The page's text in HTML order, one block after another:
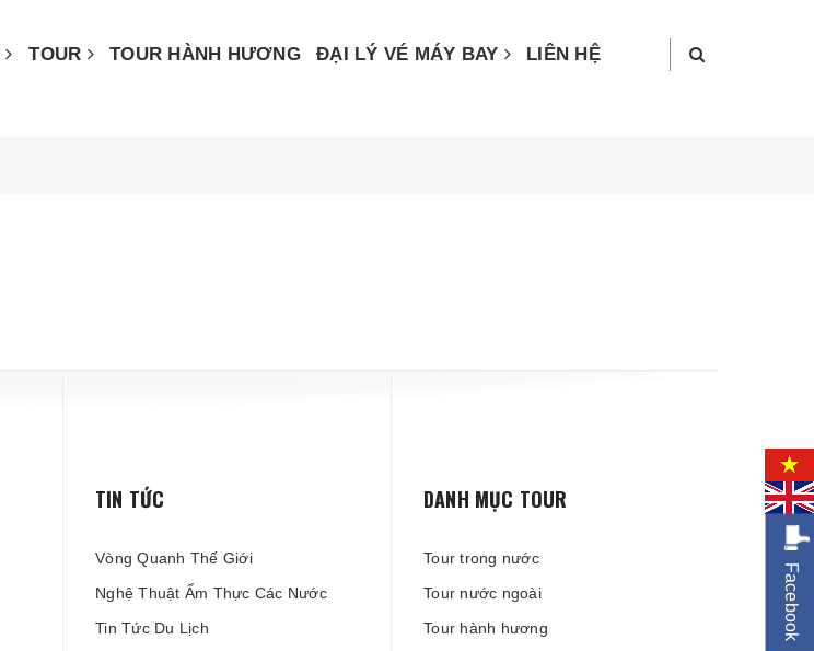
TOUR TOUR HÀNH HƯƠNG ĐẠI LÝ VÉ MÁY BAY LIÊN HỆ
Facebook
TIN TỨC
Vòng Quanh Thế Giới
Nghệ Thuật Ẩm Thực Các Nước
Tin Tức Du Lịch
DANH MỤC TOUR
Tour trong nước
Tour nước ngoài
Tour hành hương